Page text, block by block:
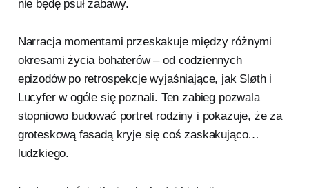
nie będę psuł zabawy.
Narracja momentami przeskakuje między różnymi
okresami życia bohaterów – od codziennych
epizodów po retrospekcje wyjaśniające, jak Sløth i
Lucyfer w ogóle się poznali. Ten zabieg pozwala
stopniowo budować portret rodziny i pokazuje, że za
groteskową fasadą kryje się coś zaskakująco…
ludzkiego.